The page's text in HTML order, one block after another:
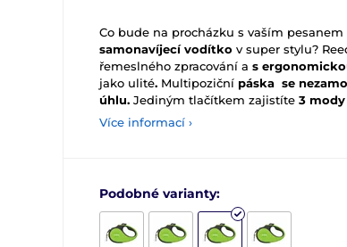
Co bude na procházku s vaším
samonavíjecí vodítko v super stylu?
řemeslného zpracování a s
jako ulité. Multipoziční páska se
úhlu. Jediným tlačítkem zajistíte 3
Více informací ›
Podobné varianty: